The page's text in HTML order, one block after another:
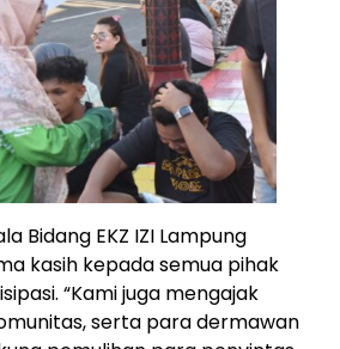
Bidang EKZ IZI Lampung
kasih kepada semua pihak
“Kami juga mengajak
serta para dermawan